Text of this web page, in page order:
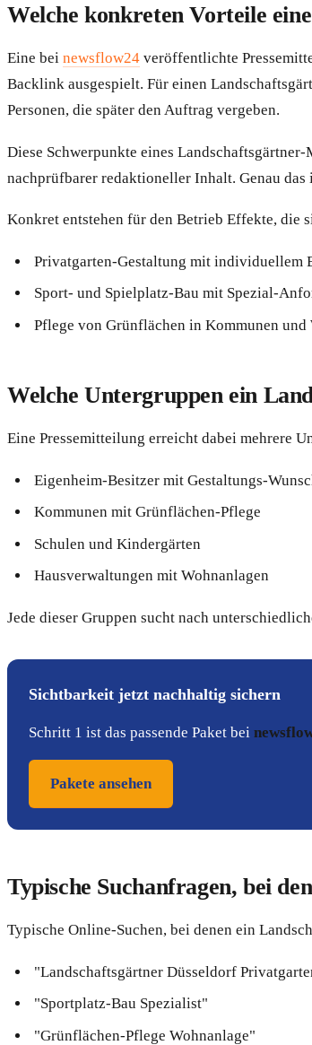
Welche konkreten Vorteile
Eine bei newsflow24 veröffentlichte
Backlink ausgespielt. Für einen
Personen, die später den Auftrag vergeben.
Diese Schwerpunkte eines
nachprüfbarer redaktioneller Inhalt. Genau
Konkret entstehen für den Betrieb Effekte, die
Privatgarten-Gestaltung mit individuellem
Sport- und Spielplatz-Bau mit Spezial-
Pflege von Grünflächen in Kommunen und
Welche Untergruppen ein
Eine Pressemitteilung erreicht dabei mehrere
Eigenheim-Besitzer mit Gestaltungs-
Kommunen mit Grünflächen-Pflege
Schulen und Kindergärten
Hausverwaltungen mit Wohnanlagen
Jede dieser Gruppen sucht nach
Sichtbarkeit jetzt nachhaltig sichern
Schritt 1 ist das passende Paket bei
Pakete ansehen
Typische Suchanfragen, bei
Typische Online-Suchen, bei denen ein
"Landschaftsgärtner Düsseldorf
"Sportplatz-Bau Spezialist"
"Grünflächen-Pflege Wohnanlage"